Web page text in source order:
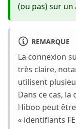
(ou pas) sur un
REMARQUE
La connexion
très claire,
utilisent
Dans ce cas,
Hiboo peut être
« identifiants